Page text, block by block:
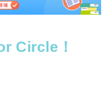
Circle！